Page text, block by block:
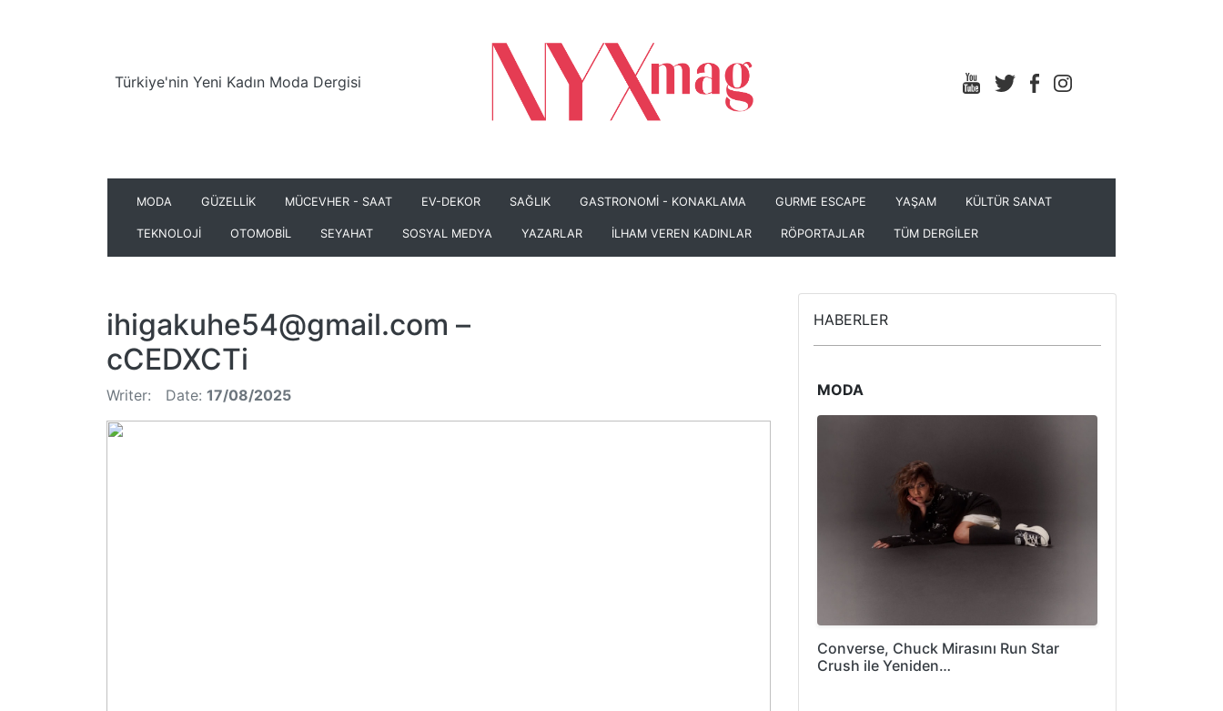
Türkiye'nin Yeni Kadın Moda Dergisi
MODA GÜZELLİK MÜCEVHER - SAAT EV-DEKOR SAĞLIK GASTRONOMİ - KONAKLAMA GURME ESCAPE YAŞAM KÜLTÜR SANAT
TEKNOLOJİ OTOMOBİL SEYAHAT SOSYAL MEDYA YAZARLAR İLHAM VEREN KADINLAR RÖPORTAJLAR TÜM DERGİLER
ihigakuhe54@gmail.com –
cCEDXCTi
Writer: Date: 17/08/2025
HABERLER
MODA
Converse, Chuck Mirasını Run Star
Crush ile Yeniden…